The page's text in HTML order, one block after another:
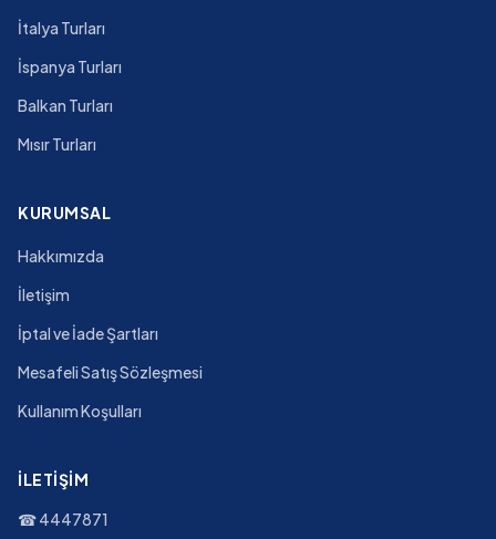
İtalya Turları
İspanya Turları
Balkan Turları
Mısır Turları
KURUMSAL
Hakkımızda
İletişim
İptal ve İade Şartları
Mesafeli Satış Sözleşmesi
Kullanım Koşulları
İLETIŞIM
☎4447871